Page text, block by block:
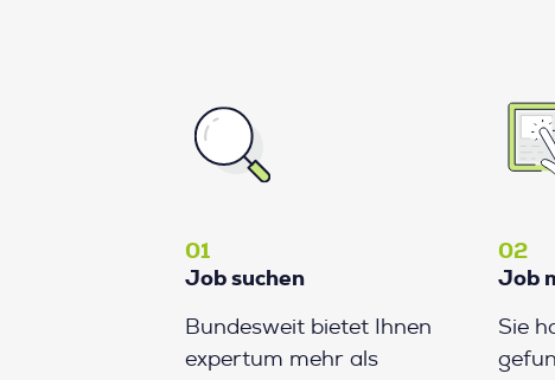
01
Job suchen
Bundesweit bietet Ihnen
expertum mehr als
02
Job
Sie